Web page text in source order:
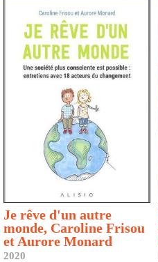
Je rêve d'un autre
monde, Caroline Frisou
et Aurore Monard
2020